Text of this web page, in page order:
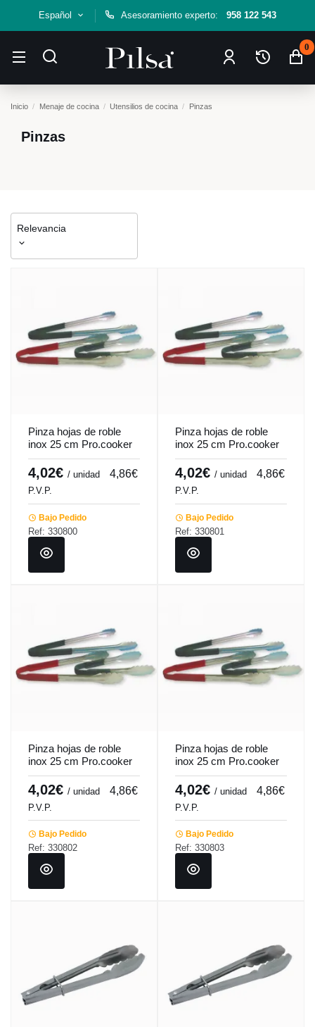
Español Asesoramiento experto: 958 122 543
0
Inicio Menaje de cocina Utensilios de cocina Pinzas
Pinzas
Relevancia
Pinza hojas de roble
inox 25 cm Pro.cooker
4,02€ / unidad 4,86€
P.V.P.
Bajo Pedido
Ref: 330800
Pinza hojas de roble
inox 25 cm Pro.cooker
4,02€ / unidad 4,86€
P.V.P.
Bajo Pedido
Ref: 330801
Pinza hojas de roble
inox 25 cm Pro.cooker
4,02€ / unidad 4,86€
P.V.P.
Bajo Pedido
Ref: 330802
Pinza hojas de roble
inox 25 cm Pro.cooker
4,02€ / unidad 4,86€
P.V.P.
Bajo Pedido
Ref: 330803